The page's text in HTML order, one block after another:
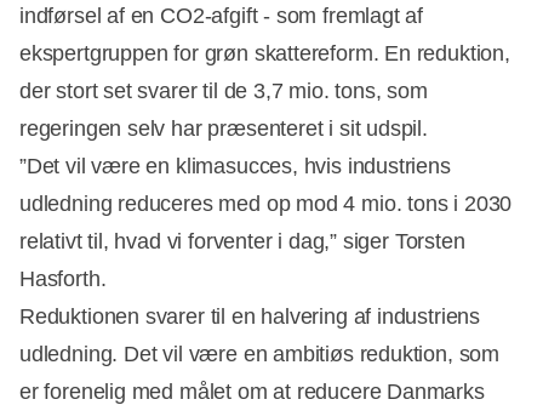
indførsel af en CO2-afgift - som fremlagt af
ekspertgruppen for grøn skattereform. En reduktion,
der stort set svarer til de 3,7 mio. tons, som
regeringen selv har præsenteret i sit udspil.
”Det vil være en klimasucces, hvis industriens
udledning reduceres med op mod 4 mio. tons i 2030
relativt til, hvad vi forventer i dag,” siger Torsten
Hasforth.
Reduktionen svarer til en halvering af industriens
udledning. Det vil være en ambitiøs reduktion, som
er forenelig med målet om at reducere Danmarks